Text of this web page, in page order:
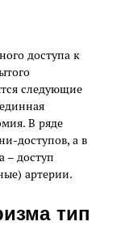
доступа к
следующие
В ряде
доступов, а в
– доступ
артерии.
тип